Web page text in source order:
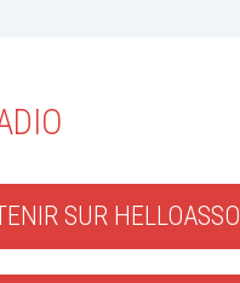
SUR HELLOASSO